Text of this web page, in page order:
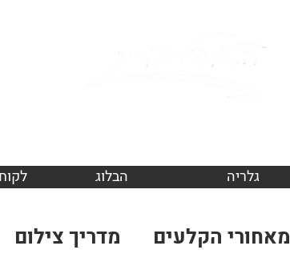
גלריה הבלוג
מאחורי הקלעים מדריך צילום